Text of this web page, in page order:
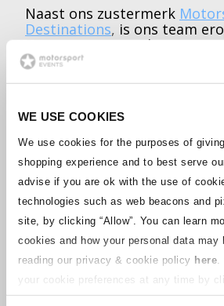
WE USE COOKIES
We use cookies for the purposes of
shopping experience and to best serve
advise if you are ok with the use of
technologies such as web beacons and
site, by clicking “Allow”. You can learn
cookies and how your personal data may
reading our privacy & cookie policy here
your cookie preferences at any time by
Cookies in the footer of this site.
Naast ons zustermerk
Destinations, is ons team
ervoor te zorgen dat onze
meest actuele informatie
klantenservice van
VOLG ONS OM OP DE
BLIJVEN
Ontvang het laatste
updates, aanbiedingen
inbox door je aan te melden
Motorsport Tickets
je aan te melden en onze
ontvangen, plus op maat